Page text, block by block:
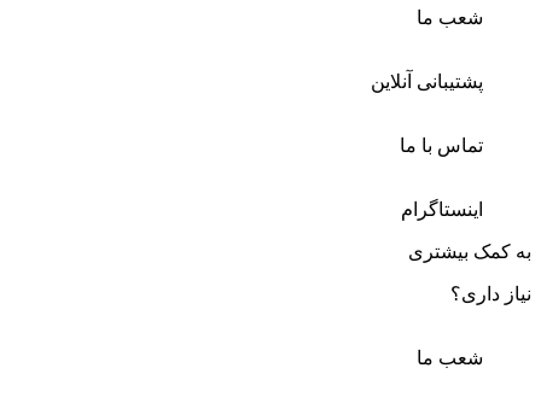
شعب ما
پشتیبانی آنلاین
تماس با ما
اینستاگرام
به کمک بیشتری
نیاز داری؟
شعب ما